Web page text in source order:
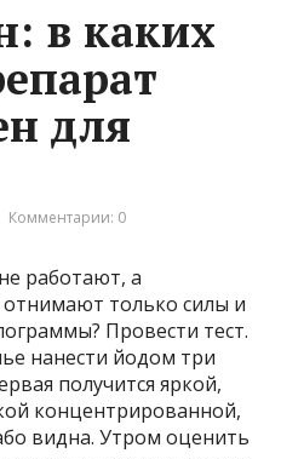
в каких
для
Комментарии: 0
работают, а
только силы и
Провести тест.
нанести йодом три
получится яркой,
концентрированной,
видна. Утром оценить